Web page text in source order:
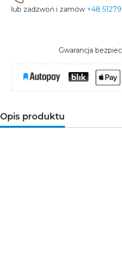
lub zadzwoń i zamów +48
Gwarancja
Opis produktu